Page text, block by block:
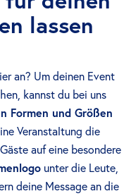
lassen
an? Um deinen Event
kannst du bei uns
Formen und Größen
Veranstaltung die
auf eine besondere
unter die Leute,
deine Message an die